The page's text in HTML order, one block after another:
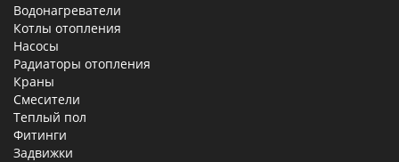
Водонагреватели
Котлы отопления
Насосы
Радиаторы отопления
Краны
Смесители
Теплый пол
Фитинги
Задвижки